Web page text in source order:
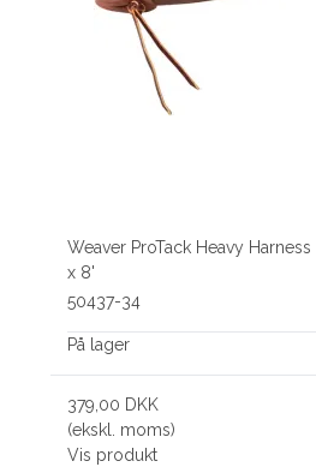
Weaver ProTack Heavy
x 8'
50437-34
På lager
379,00 DKK
(ekskl. moms)
Vis produkt